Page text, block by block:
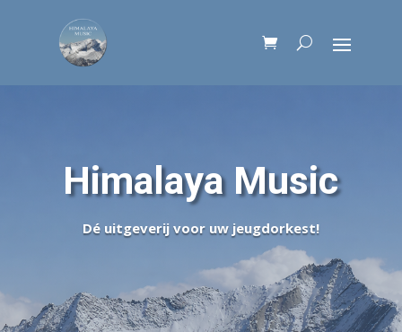
Himalaya Music
Dé uitgeverij voor uw jeugdorkest!